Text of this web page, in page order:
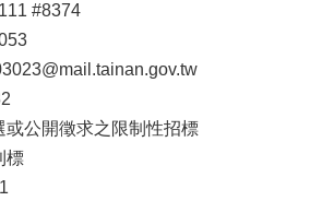
#8374
或公開徵求之限制性招標
標